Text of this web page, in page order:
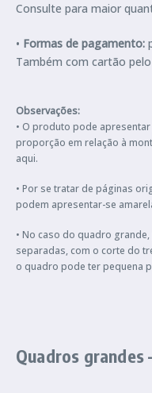
Consulte para maior
• Formas de pagamento:
Também com cartão
Observações:
• O produto pode
proporção em relação à
aqui.
• Por se tratar de páginas
podem apresentar-se
• No caso do quadro
separadas, com o corte do
o quadro pode ter pequena
Quadros grandes